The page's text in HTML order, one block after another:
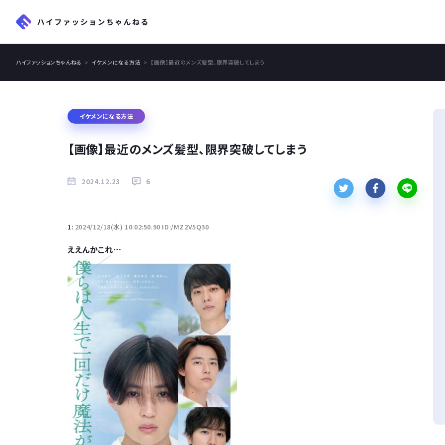
ハイファッションちゃんねる イケメンになる方法 【画像】最近のメンズ髪型、限界突破してしまう
イケメンになる方法
【画像】最近のメンズ髪型、限界突破してしまう
2024.12.23 6
1: 2024/12/18(水) 10:02:50.90 ID:/MZ2V5Q30
ええんかこれ…